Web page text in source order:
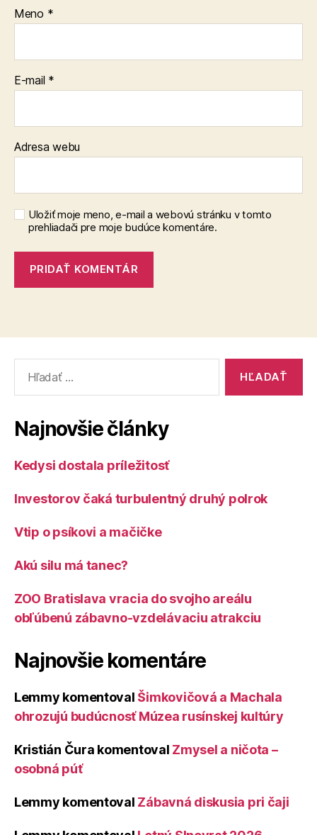
Meno *
E-mail *
Adresa webu
Uložiť moje meno, e-mail a webovú stránku v tomto
prehliadači pre moje budúce komentáre.
Najnovšie články
Kedysi dostala príležitosť
Investorov čaká turbulentný druhý polrok
Vtip o psíkovi a mačičke
Akú silu má tanec?
ZOO Bratislava vracia do svojho areálu
obľúbenú zábavno-vzdelávaciu atrakciu
Najnovšie komentáre
Lemmy komentoval Šimkovičová a Machala
ohrozujú budúcnosť Múzea rusínskej kultúry
Kristián Čura komentoval Zmysel a ničota –
osobná púť
Lemmy komentoval Zábavná diskusia pri čaji